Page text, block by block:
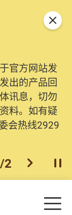
官方网站发
出的产品回
讯息，切勿
料。如有疑
会热线2929
的投诉处理
2025年11月
料（包括姓
交投诉、查
于帐户中，
/2 下一个开
关闭
目